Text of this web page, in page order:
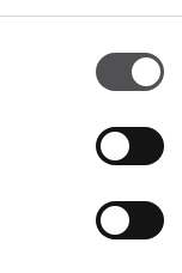
10:00 - 21:00